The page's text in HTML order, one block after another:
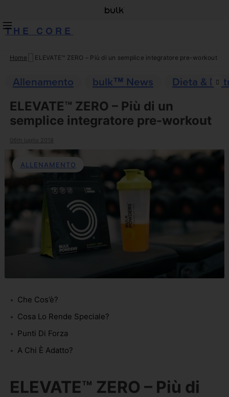
THE CORE
Skip
content
Home ELEVATE™ ZERO – Più di un semplice integratore pre-workout
Allenamento bulk™ News
Dieta &
ELEVATE™ ZERO – Più di un
semplice integratore pre-workout
06th luglio 2018
ALLENAMENTO
Che Cos’è?
Cosa Lo Rende Speciale?
Punti Di Forza
A Chi È Adatto?
ELEVATE™ ZERO – Più di